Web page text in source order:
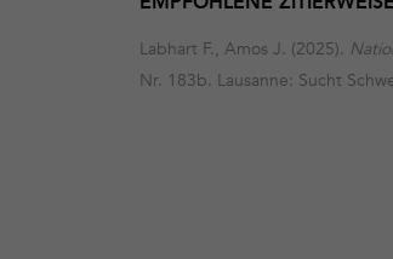
Labhart F., Amos J. (2025).
Nr. 183b. Lausanne: Sucht